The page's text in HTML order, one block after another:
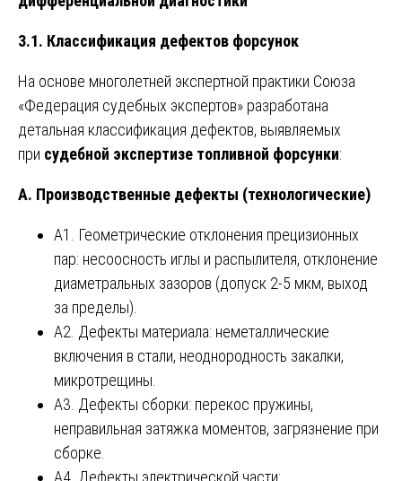
3.1. Классификация дефектов форсунок
На основе многолетней экспертной практики Союза
«Федерация судебных экспертов» разработана
детальная классификация дефектов, выявляемых
при судебной экспертизе топливной форсунки:
А. Производственные дефекты (технологические)
А1. Геометрические отклонения прецизионных
пар: несоосность иглы и распылителя, отклонение
диаметральных зазоров (допуск 2-5 мкм, выход
за пределы).
А2. Дефекты материала: неметаллические
включения в стали, неоднородность закалки,
микротрещины.
А3. Дефекты сборки: перекос пружины,
неправильная затяжка моментов, загрязнение при
сборке.
А4. Дефекты электрической части: